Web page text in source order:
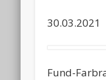
30.03.2021
Fund-